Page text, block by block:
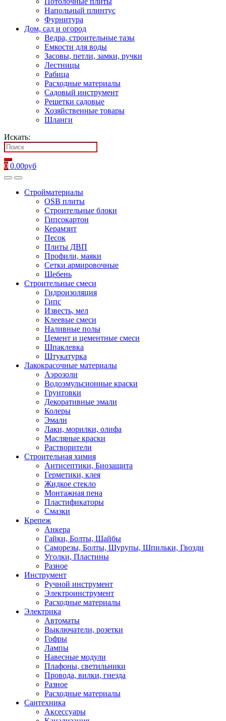
Напольный плинтус
Фурнитура
Дом, сад и огород
Ведра, строительные тазы
Емкости для воды
Засовы, петли, замки, ручки
Лестницы
Рабица
Расходные материалы
Садовый инструмент
Решетки садовые
Хозяйственные товары
Шланги
Искать:
0 0.00руб
Стройматериалы
OSB плиты
Строительные блоки
Гипсокартон
Керамзит
Песок
Плиты ДВП
Профили, маяки
Сетки армировочные
Щебень
Строительные смеси
Гидроизоляция
Гипс
Известь, мел
Клеевые смеси
Наливные полы
Цемент и цементные смеси
Шпаклевка
Штукатурка
Лакокрасочные материалы
Аэрозоли
Водоэмульсионные краски
Грунтовки
Декоративные эмали
Колеры
Эмали
Лаки, морилки, олифа
Масляные краски
Растворители
Строительная химия
Антисептики, Биозащита
Герметики, клея
Жидкое стекло
Монтажная пена
Пластификаторы
Смазки
Крепеж
Анкера
Гайки, Болты, Шайбы
Саморезы, Болты, Шурупы, Шпильки, Гвозди
Уголки, Пластины
Разное
Инструмент
Ручной инструмент
Электроинструмент
Расходные материалы
Электрика
Автоматы
Выключатели, розетки
Гофры
Лампы
Навесные модули
Плафоны, светильники
Провода, вилки, гнезда
Разное
Расходные материалы
Сантехника
Аксессуары